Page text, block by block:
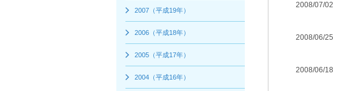
2007（平成19年）
2006（平成18年）
2005（平成17年）
2004（平成16年）
2008/07/02
2008/06/25
2008/06/18